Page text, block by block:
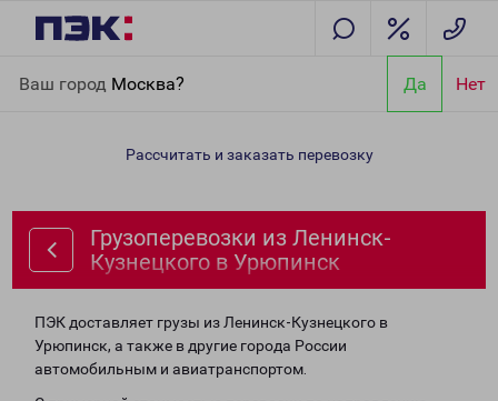
Ваш город Москва? Да Нет
Кузнецкого в Урюпинск
Рассчитать и заказать перевозку
Грузоперевозки из Ленинск-
Кузнецкого в Урюпинск
ПЭК доставляет грузы из Ленинск-Кузнецкого в
Урюпинск, а также в другие города России
автомобильным и авиатранспортом.